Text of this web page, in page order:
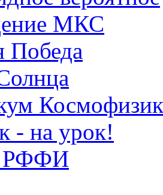
МКС
Победа
- на урок!
РФФИ